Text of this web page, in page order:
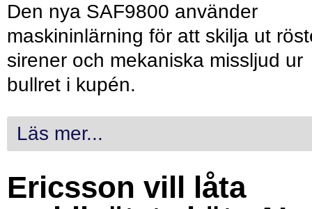
Den nya SAF9800 använder
maskininlärning för att skilja ut
sirener och mekaniska missljud ur
bullret i kupén.
Läs mer...
Ericsson vill låta